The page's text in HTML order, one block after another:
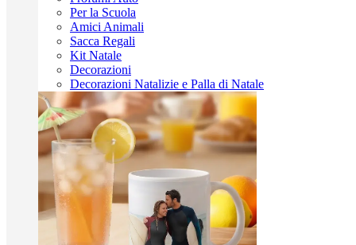
Per la Scuola
Amici Animali
Sacca Regali
Kit Natale
Decorazioni
Decorazioni Natalizie e Palla di Natale